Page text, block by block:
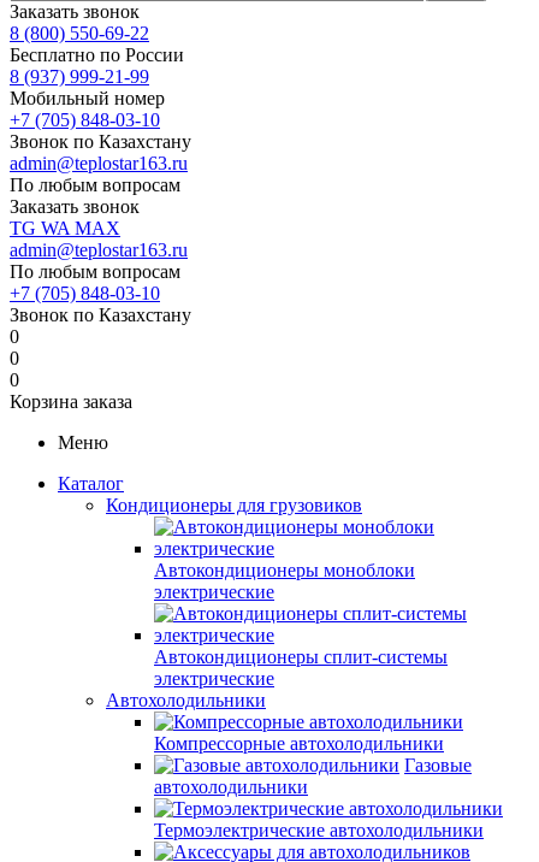
Заказать звонок
8 (800) 550-69-22
Бесплатно по России
8 (937) 999-21-99
Мобильный номер
+7 (705) 848-03-10
Звонок по Казахстану
admin@teplostar163.ru
По любым вопросам
Заказать звонок
TG WA MAX
admin@teplostar163.ru
По любым вопросам
+7 (705) 848-03-10
Звонок по Казахстану
0
0
0
Корзина заказа
Меню
Каталог
Кондиционеры для грузовиков
Автокондиционеры моноблоки
электрические
Автокондиционеры сплит-системы
электрические
Автохолодильники
Компрессорные автохолодильники
Газовые
автохолодильники
Термоэлектрические автохолодильники